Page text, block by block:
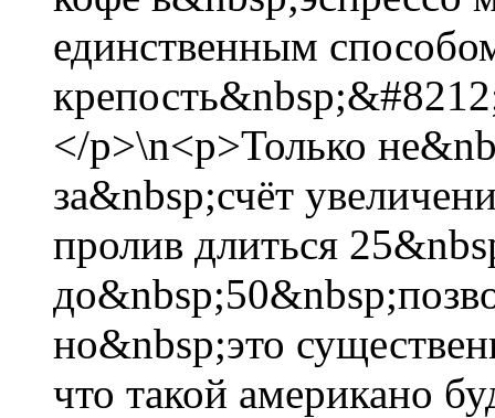
единственным
</p>\n<p>Только
за&nbsp;счёт
пролив длиться
но&nbsp;это
что такой американо